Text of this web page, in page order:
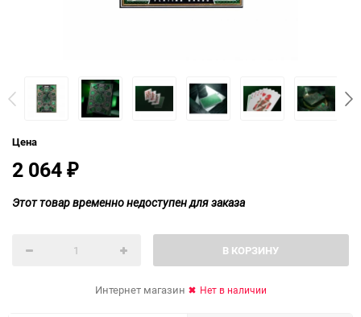
Цена
2 064 ₽
Этот товар временно недоступен для заказа
В КОРЗИНУ
Интернет магазин Нет в наличии